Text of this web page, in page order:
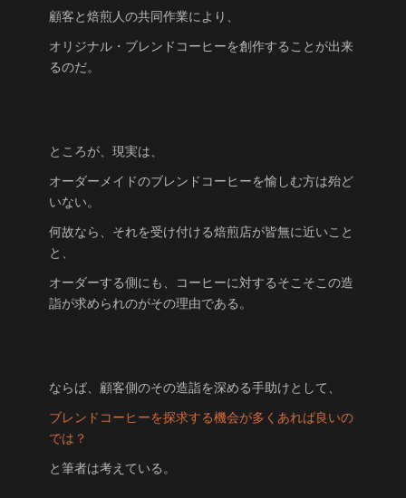
顧客と焙煎人の共同作業により、
オリジナル・ブレンドコーヒーを創作することが出来
るのだ。
ところが、現実は、
オーダーメイドのブレンドコーヒーを愉しむ方は殆ど
いない。
何故なら、それを受け付ける焙煎店が皆無に近いこと
と、
オーダーする側にも、コーヒーに対するそこそこの造
詣が求められのがその理由である。
ならば、顧客側のその造詣を深める手助けとして、
ブレンドコーヒーを探求する機会が多くあれば良いの
では？
と筆者は考えている。